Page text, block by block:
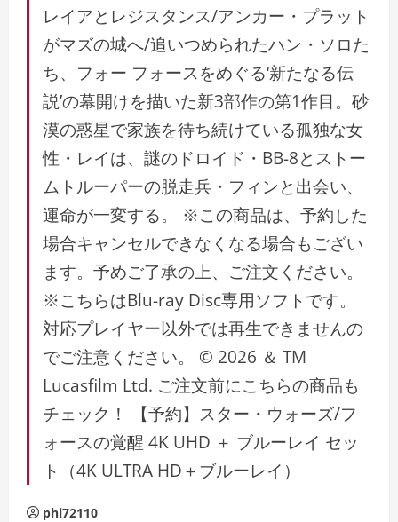
レイアとレジスタンス/アンカー・プラット
がマズの城へ/追いつめられたハン・ソロた
ち、フォー フォースをめぐる‘新たなる伝
説’の幕開けを描いた新3部作の第1作目。砂
漠の惑星で家族を待ち続けている孤独な女
性・レイは、謎のドロイド・BB-8とストー
ムトルーパーの脱走兵・フィンと出会い、
運命が一変する。 ※この商品は、予約した
場合キャンセルできなくなる場合もござい
ます。予めご了承の上、ご注文ください。
※こちらはBlu-ray Disc専用ソフトです。
対応プレイヤー以外では再生できませんの
でご注意ください。 © 2026 ＆ TM
Lucasfilm Ltd. ご注文前にこちらの商品も
チェック！ 【予約】スター・ウォーズ/フ
ォースの覚醒 4K UHD ＋ ブルーレイ セッ
ト（4K ULTRA HD＋ブルーレイ）
phi72110